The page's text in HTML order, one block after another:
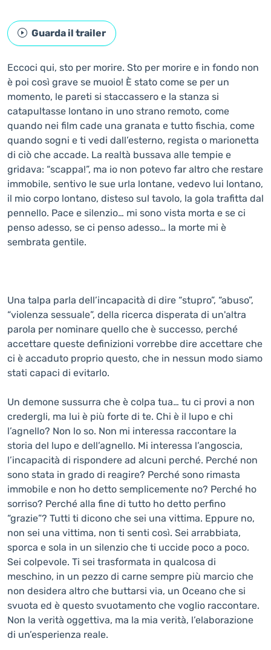
Guarda il trailer
Eccoci qui, sto per morire. Sto per morire e in fondo non
è poi così grave se muoio! È stato come se per un
momento, le pareti si staccassero e la stanza si
catapultasse lontano in uno strano remoto, come
quando nei film cade una granata e tutto fischia, come
quando sogni e ti vedi dall’esterno, regista o marionetta
di ciò che accade. La realtà bussava alle tempie e
gridava: “scappa!”, ma io non potevo far altro che restare
immobile, sentivo le sue urla lontane, vedevo lui lontano,
il mio corpo lontano, disteso sul tavolo, la gola trafitta dal
pennello. Pace e silenzio… mi sono vista morta e se ci
penso adesso, se ci penso adesso… la morte mi è
sembrata gentile.
Una talpa parla dell’incapacità di dire “stupro”, “abuso”,
“violenza sessuale”, della ricerca disperata di un'altra
parola per nominare quello che è successo, perché
accettare queste definizioni vorrebbe dire accettare che
ci è accaduto proprio questo, che in nessun modo siamo
stati capaci di evitarlo.
Un demone sussurra che è colpa tua… tu ci provi a non
credergli, ma lui è più forte di te. Chi è il lupo e chi
l’agnello? Non lo so. Non mi interessa raccontare la
storia del lupo e dell’agnello. Mi interessa l’angoscia,
l’incapacità di rispondere ad alcuni perché. Perché non
sono stata in grado di reagire? Perché sono rimasta
immobile e non ho detto semplicemente no? Perché ho
sorriso? Perché alla fine di tutto ho detto perfino
“grazie”? Tutti ti dicono che sei una vittima. Eppure no,
non sei una vittima, non ti senti così. Sei arrabbiata,
sporca e sola in un silenzio che ti uccide poco a poco.
Sei colpevole. Ti sei trasformata in qualcosa di
meschino, in un pezzo di carne sempre più marcio che
non desidera altro che buttarsi via, un Oceano che si
svuota ed è questo svuotamento che voglio raccontare.
Non la verità oggettiva, ma la mia verità, l’elaborazione
di un’esperienza reale.